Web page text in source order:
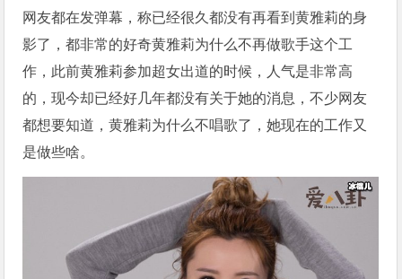
网友都在发弹幕，称已经很久都没有再看到黄雅莉的身
影了，都非常的好奇黄雅莉为什么不再做歌手这个工
作，此前黄雅莉参加超女出道的时候，人气是非常高
的，现今却已经好几年都没有关于她的消息，不少网友
都想要知道，黄雅莉为什么不唱歌了，她现在的工作又
是做些啥。